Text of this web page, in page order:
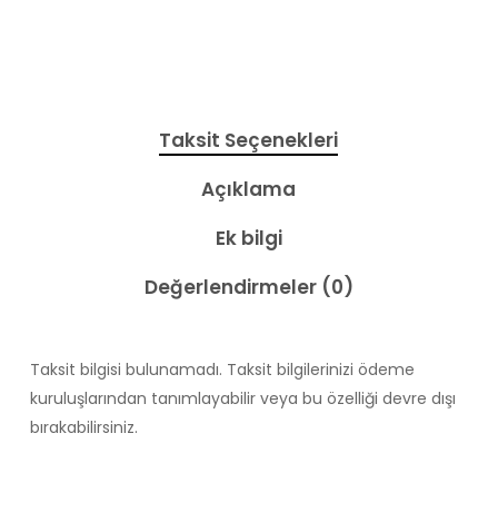
Taksit Seçenekleri
Açıklama
Ek bilgi
Değerlendirmeler (0)
Taksit bilgisi bulunamadı. Taksit bilgilerinizi ödeme
kuruluşlarından tanımlayabilir veya bu özelliği devre dışı
bırakabilirsiniz.